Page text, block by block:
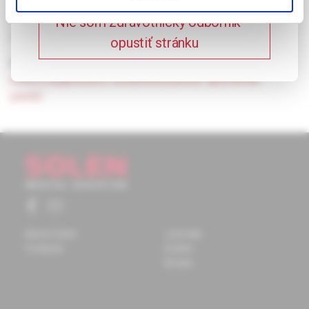
Keywords:sémantická demence,frontotemporální
lobární degenerace,sémantická paměť,epizodická
Nie som zdravotnícky odborník –
opustiť stránku